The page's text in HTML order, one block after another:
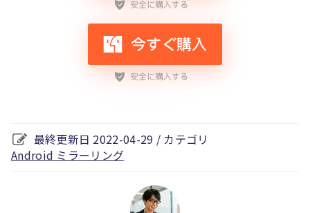
最終更新日 2022-04-29 / カテゴリ
Android ミラーリング